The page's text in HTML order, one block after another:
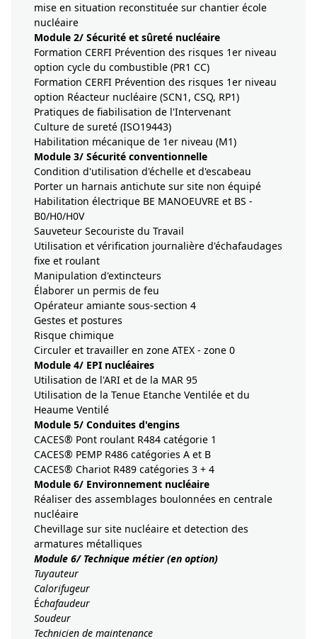
mise en situation reconstituée sur chantier école
nucléaire
Module 2/ Sécurité et sûreté nucléaire
Formation CERFI Prévention des risques 1er niveau
option cycle du combustible (PR1 CC)
Formation CERFI Prévention des risques 1er niveau
option Réacteur nucléaire (SCN1, CSQ, RP1)
Pratiques de fiabilisation de l'Intervenant
Culture de sureté (ISO19443)
Habilitation mécanique de 1er niveau (M1)
Module 3/ Sécurité conventionnelle
Condition d'utilisation d'échelle et d'escabeau
Porter un harnais antichute sur site non équipé
Habilitation électrique BE MANOEUVRE et BS -
B0/H0/H0V
Sauveteur Secouriste du Travail
Utilisation et vérification journalière d'échafaudages
fixe et roulant
Manipulation d'extincteurs
Élaborer un permis de feu
Opérateur amiante sous-section 4
Gestes et postures
Risque chimique
Circuler et travailler en zone ATEX - zone 0
Module 4/ EPI nucléaires
Utilisation de l'ARI et de la MAR 95
Utilisation de la Tenue Etanche Ventilée et du
Heaume Ventilé
Module 5/ Conduites d'engins
CACES® Pont roulant R484 catégorie 1
CACES® PEMP R486 catégories A et B
CACES® Chariot R489 catégories 3 + 4
Module 6/ Environnement nucléaire
Réaliser des assemblages boulonnées en centrale
nucléaire
Chevillage sur site nucléaire et detection des
armatures métalliques
Module 6/ Technique métier (en option)
Tuyauteur
Calorifugeur
Échafaudeur
Soudeur
Technicien de maintenance